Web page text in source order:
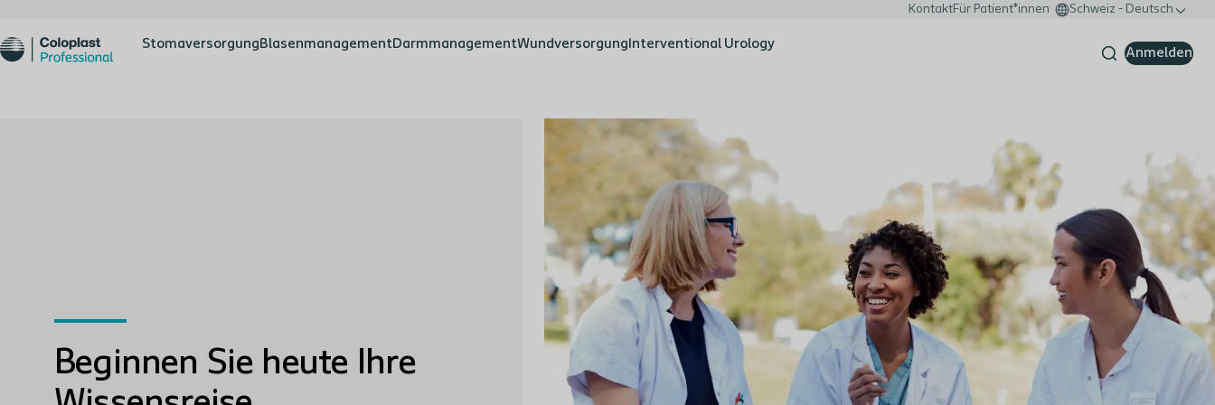
KontaktFür Patient*innen Schweiz - Deutsch
StomaversorgungBlasenmanagementDarmmanagementWundversorgung Interventional Urology
Anmelden
Beginnen Sie heute Ihre